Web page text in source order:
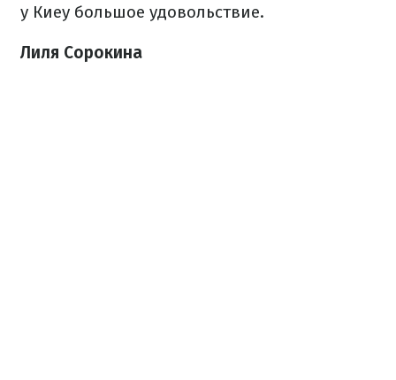
у Киеу большое удовольствие.
Лиля Сорокина